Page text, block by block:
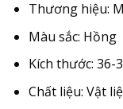
Thương hiệu:
Màu sắc: Hồng
Kích thước: 36-
Chất liệu: Vật